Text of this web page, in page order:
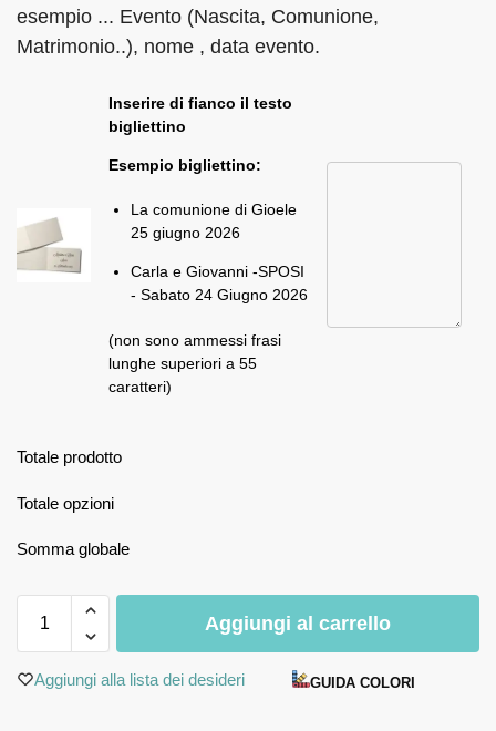
esempio ... Evento (Nascita, Comunione,
Matrimonio..), nome , data evento.
Inserire di fianco il testo
bigliettino
Esempio bigliettino:
La comunione di Gioele
25 giugno 2026
Carla e Giovanni -SPOSI
- Sabato 24 Giugno 2026
(non sono ammessi frasi
lunghe superiori a 55
caratteri)
Totale prodotto
Totale opzioni
Somma globale
Aggiungi al carrello
Aggiungi alla lista dei desideri GUIDA COLORI